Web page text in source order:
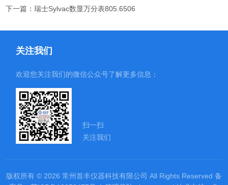
下一篇：瑞士Sylvac数显万分表805.6506
关注我们
欢迎您关注我们的微信公众号了解更多信息：
扫一扫
关注我们
版权所有 © 2026 常州首丰仪器科技有限公司 All Rights Reserved 备